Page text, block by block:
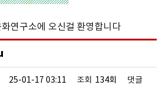
연구소에 오신걸 환영합니다
25-01-17 03:11 조회 134회 댓글